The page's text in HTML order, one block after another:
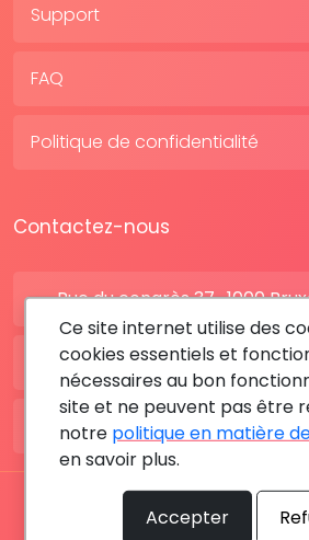
Support
FAQ
Politique de confidentialité
Contactez-nous
Rue du congrès 37 , 1000
BE: +32 28080227
FR: +33 183642895
Tous les droits sont réservés ©
Ce site internet utilise des
cookies essentiels et
nécessaires au bon
site et ne peuvent pas être
notre politique en matière
en savoir plus.
Accepter